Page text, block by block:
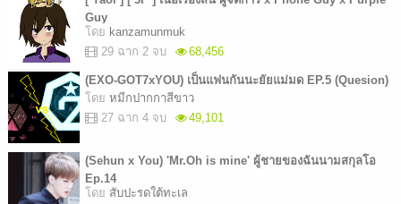
Guy
โดย kanzamunmuk
29 ฉาก 2 จบ
68,456
(EXO-GOT7xYOU) เป็นแฟนกันนะยัยแม่มด EP.5 (Quesion)
โดย หมีกปากกาสีขาว
27 ฉาก 4 จบ
49,101
(Sehun x You) 'Mr.Oh is mine' ผู้ชายของฉันนามสกุลโอ
Ep.14
โดย สับปะรดใต้ทะเล